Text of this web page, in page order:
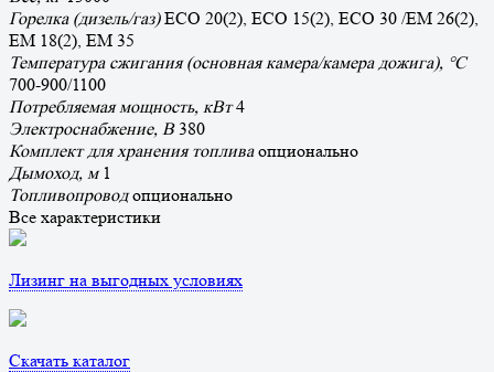
Горелка (дизель/газ) ЕСО 20(2), ЕСО 15(2), ЕСО 30 /ЕМ 26(2),
ЕМ 18(2), ЕМ 35
Температура сжигания (основная камера/камера дожига), °С
700-900/1100
Потребляемая мощность, кВт 4
Электроснабжение, В 380
Комплект для хранения топлива опционально
Дымоход, м 1
Топливопровод опционально
Все характеристики
Лизинг на выгодных условиях
Скачать каталог